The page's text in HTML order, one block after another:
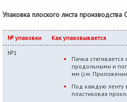
Упаковка плоского листа
№ упаковки
Как упаковывается
№1
Пачка
продольными и
мм (см.
Под каждую ленту
пластиковая